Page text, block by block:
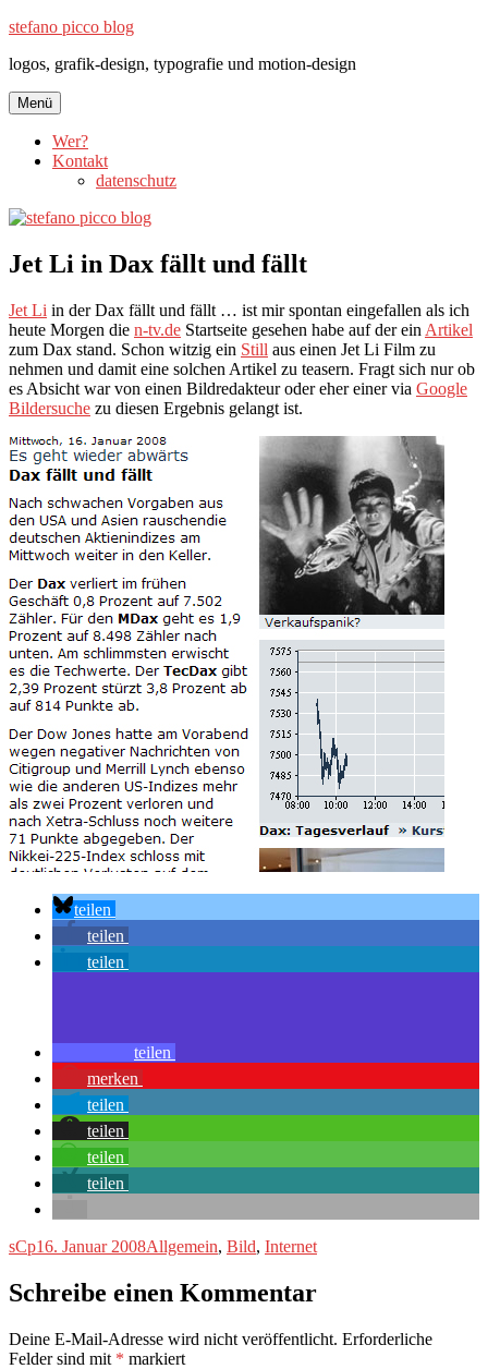
Zum
springen
stefano picco blog
logos, grafik-design, typografie und motion-design
Menü
Wer?
Kontakt
datenschutz
Jet Li in Dax fällt und fällt
Jet Li in der Dax fällt und fällt … ist mir spontan eingefallen als ich
heute Morgen die n-tv.de Startseite gesehen habe auf der ein Artikel
zum Dax stand. Schon witzig ein Still aus einen Jet Li Film zu
nehmen und damit eine solchen Artikel zu teasern. Fragt sich nur ob
es Absicht war von einen Bildredakteur oder eher einer via Google
Bildersuche zu diesen Ergebnis gelangt ist.
teilen
teilen
teilen
teilen
merken
teilen
teilen
teilen
teilen
Autor
sCpVeröffentlicht
16. Januar 2008Kategorien
Allgemein, Bild, Internet
Schreibe einen Kommentar
Deine E-Mail-Adresse wird nicht veröffentlicht. Erforderliche
Felder sind mit * markiert